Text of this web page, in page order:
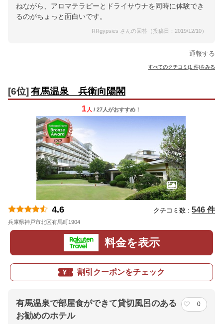
ねながら、アロマテラピーとドライサウナを同時に体験でき
るのがちょっと面白いです。
RRgypsies さんの回答（投稿日：2019/12/10）
通報する
すべてのクチコミ(1 件)をみる
[6位] 有馬温泉 兵衛向陽閣
1 人 / 27人がおすすめ！
4.6 クチコミ数 : 546 件
兵庫県神戸市北区有馬町1904
料金を表示
割引クーポンをチェック
有馬温泉で部屋食ができて貸切風呂のある
お勧めのホテル
0